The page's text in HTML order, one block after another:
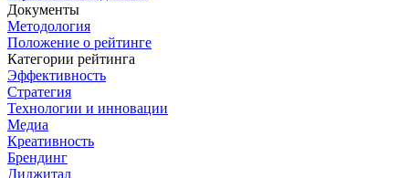
Документы
Методология
Положение о рейтинге
Категории рейтинга
Эффективность
Стратегия
Технологии и инновации
Медиа
Креативность
Брендинг
Диджитал